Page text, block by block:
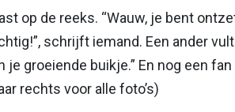
op de reeks. “Wauw, je bent
schrijft iemand. Een ander vult
groeiende buikje.” En nog een
rechts voor alle foto’s)